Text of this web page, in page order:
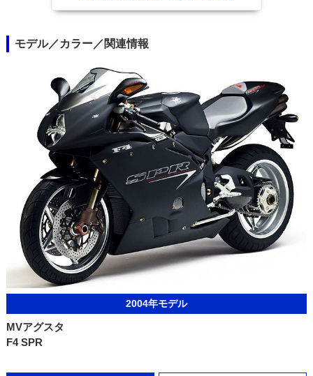
モデル／カラー／関連情報
2004年モデル
MVアグスタ
F4 SPR